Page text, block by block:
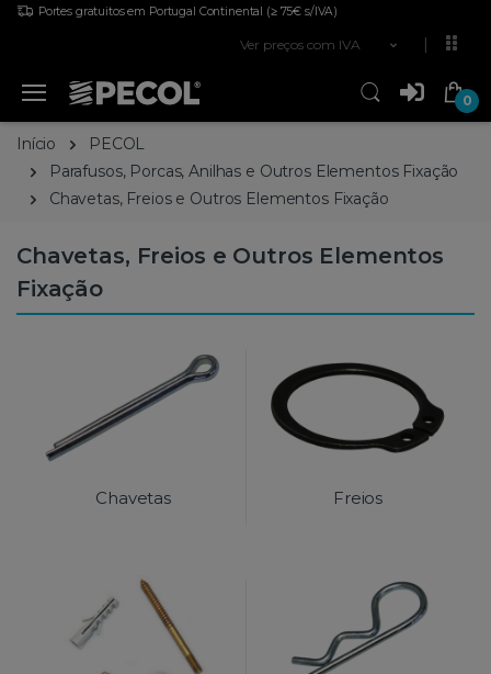
Portes gratuitos em Portugal Continental (≥ 75€ s/IVA)
Ver preços com IVA
0
Início
PECOL
Parafusos, Porcas, Anilhas e Outros Elementos Fixação
Chavetas, Freios e Outros Elementos Fixação
Chavetas, Freios e Outros Elementos
Fixação
Chavetas Freios